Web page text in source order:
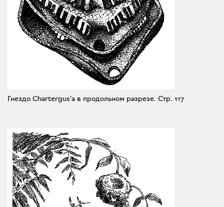
Гнездо Chartergus'а в продольном разрезе. Стр. 117